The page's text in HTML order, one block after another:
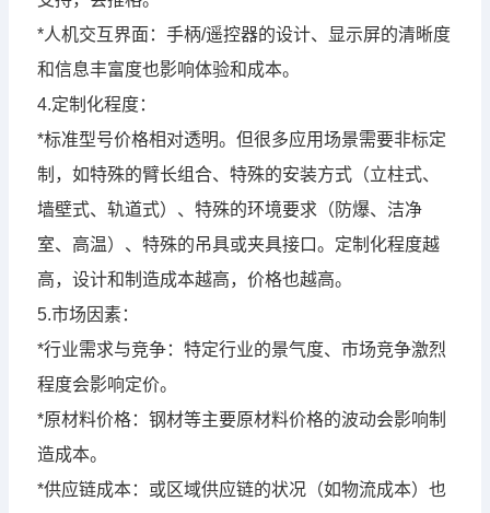
*人机交互界面：手柄/遥控器的设计、显示屏的清晰度
和信息丰富度也影响体验和成本。
4.定制化程度：
*标准型号价格相对透明。但很多应用场景需要非标定
制，如特殊的臂长组合、特殊的安装方式（立柱式、
墙壁式、轨道式）、特殊的环境要求（防爆、洁净
室、高温）、特殊的吊具或夹具接口。定制化程度越
高，设计和制造成本越高，价格也越高。
5.市场因素：
*行业需求与竞争：特定行业的景气度、市场竞争激烈
程度会影响定价。
*原材料价格：钢材等主要原材料价格的波动会影响制
造成本。
*供应链成本：或区域供应链的状况（如物流成本）也